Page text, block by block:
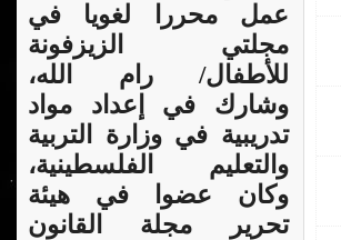
عمل محررا لغويا في
مجلتي الزيزفونة
للأطفال/ رام الله،
وشارك في إعداد مواد
تدريبية في وزارة التربية
والتعليم الفلسطينية،
وكان عضوا في هيئة
تحرير مجلة القانون